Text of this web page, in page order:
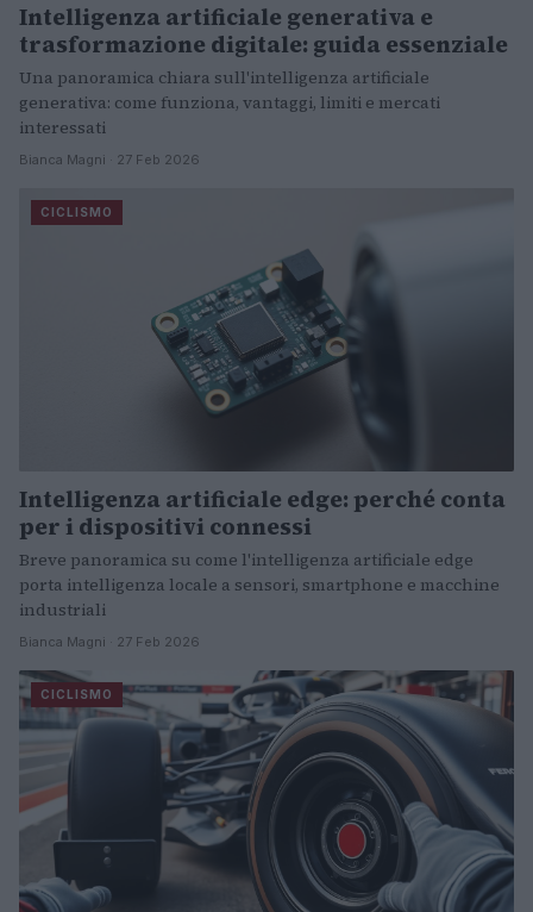
Intelligenza artificiale generativa e
trasformazione digitale: guida essenziale
Una panoramica chiara sull'intelligenza artificiale
generativa: come funziona, vantaggi, limiti e mercati
interessati
Bianca Magni · 27 Feb 2026
CICLISMO
Intelligenza artificiale edge: perché conta
per i dispositivi connessi
Breve panoramica su come l'intelligenza artificiale edge
porta intelligenza locale a sensori, smartphone e macchine
industriali
Bianca Magni · 27 Feb 2026
CICLISMO